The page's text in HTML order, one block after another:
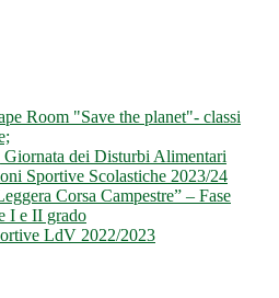
Room "Save the planet"- classi
Giornata dei Disturbi Alimentari
Sportive Scolastiche 2023/24
Corsa Campestre” – Fase
I e II grado
LdV 2022/2023